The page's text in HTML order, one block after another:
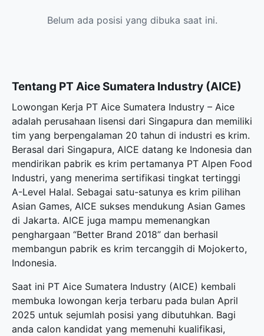
Belum ada posisi yang dibuka saat ini.
Tentang PT Aice Sumatera Industry (AICE)
Lowongan Kerja PT Aice Sumatera Industry – Aice
adalah perusahaan lisensi dari Singapura dan memiliki
tim yang berpengalaman 20 tahun di industri es krim.
Berasal dari Singapura, AICE datang ke Indonesia dan
mendirikan pabrik es krim pertamanya PT Alpen Food
Industri, yang menerima sertifikasi tingkat tertinggi
A-Level Halal. Sebagai satu-satunya es krim pilihan
Asian Games, AICE sukses mendukung Asian Games
di Jakarta. AICE juga mampu memenangkan
penghargaan “Better Brand 2018” dan berhasil
membangun pabrik es krim tercanggih di Mojokerto,
Indonesia.
Saat ini PT Aice Sumatera Industry (AICE) kembali
membuka lowongan kerja terbaru pada bulan April
2025 untuk sejumlah posisi yang dibutuhkan. Bagi
anda calon kandidat yang memenuhi kualifikasi,